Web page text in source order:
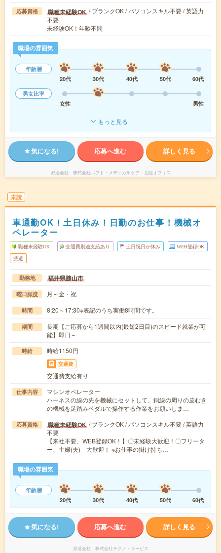
応募資格 職種未経験OK / ブランクOK / パソコンスキル不要 / 英語力
不要
未経験OK！年齢不問
職場の雰囲気
年齢層
20代
30代 40代 50代
60代
男女比率
女性
男性
もっと見る
気になる! 応募へ進む 詳しく見る
派遣会社 株式会社ルフト・メディカルケア 北陸オフィス
未読
車通勤OK！土日休み！日勤のお仕事！機械オ
ペレーター
職種未経験OK 交通費別途支給あり 土日祝日が休み WEB登録OK
派遣
勤務地 福井県勝山市
曜日頻度 月～金・祝
時間 8:20～17:30※表記のうち実働8時間です。
期間
長期【ご応募から1週間以内(最短2日目)のスピード就業が可
能】即日～
時給 時給1150円
交通費
交通費支給有り
仕事内容
マシンオペレーター
ハーネスの線の先を機械にセットして、銅線の周りの皮むき
の機械を足踏みペダルで操作する作業をお願いしま…
応募資格 職種未経験OK / ブランクOK / パソコンスキル不要 / 英語力
不要
【来社不要、WEB登録OK！】〇未経験大歓迎！〇フリータ
ー、主婦(夫) 大歓迎！ ※お仕事の掛け持ち…
職場の雰囲気
年齢層
20代
30代 40代 50代 60代
気になる! 応募へ進む 詳しく見る
派遣会社 株式会社テクノ・サービス